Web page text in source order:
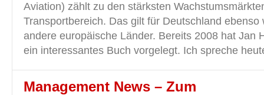
Aviation) zählt zu den stärksten
Transportbereich. Das gilt für Deutschland ebenso
andere europäische Länder. Bereits 2008 hat Jan
ein interessantes Buch vorgelegt. Ich spreche
Management News – Zum